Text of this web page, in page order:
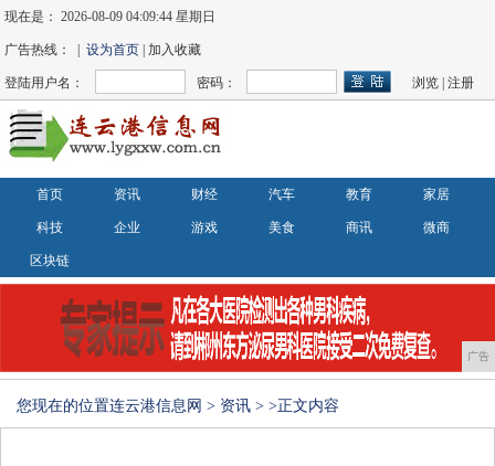
现在是：2026-08-09 04:09:45 星期日
广告热线： |设为首页 | 加入收藏
登陆用户名： 密码： 浏览 |注册
首页 资讯 财经 汽车 教育 家居
科技 企业 游戏 美食 商讯 微商
区块链
广告
您现在的位置连云港信息网 > 资讯 > >正文内容